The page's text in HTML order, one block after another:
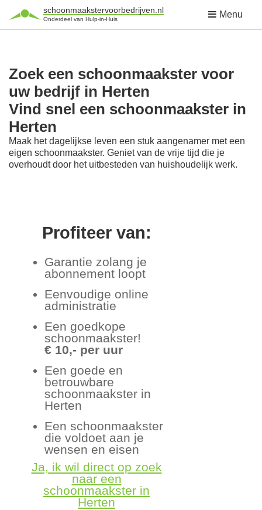
schoonmaakstervoorbedrijven.nl
Onderdeel van Hulp-in-Huis Menu
Zoek een schoonmaakster voor
uw bedrijf in Herten
Vind snel een schoonmaakster in
Herten
Maak het dagelijkse leven een stuk aangenamer met een
eigen schoonmaakster. Geniet van de vrije tijd die je
overhoudt door het uitbesteden van huishoudelijk werk.
Profiteer van:
Garantie zolang je
abonnement loopt
Eenvoudige online
administratie
Een goedkope
schoonmaakster!
€ 10,- per uur
Een goede en
betrouwbare
schoonmaakster in
Herten
Een schoonmaakster
die voldoet aan je
wensen en eisen
Ja, ik wil direct op zoek
naar een
schoonmaakster in
Herten